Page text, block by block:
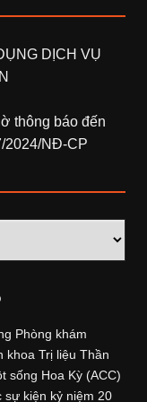
DỊCH VỤ
thông báo đến
2024/NĐ-CP
Phòng khám
khoa Trị liệu Thần
sống Hoa Kỳ (ACC)
sự kiện kỷ niệm 20